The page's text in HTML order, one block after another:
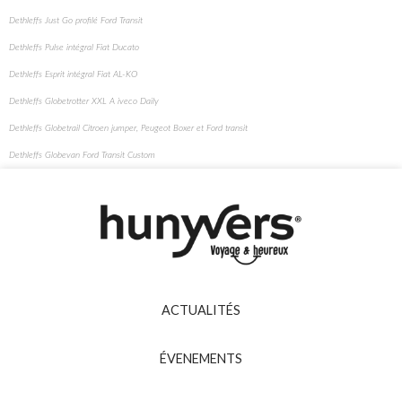
Dethleffs Just Go profilé Ford Transit
Dethleffs Pulse intégral Fiat Ducato
Dethleffs Esprit intégral Fiat AL-KO
Dethleffs Globetrotter XXL A iveco Daily
Dethleffs Globetrail Citroen jumper, Peugeot Boxer et Ford transit
Dethleffs Globevan Ford Transit Custom
ACTUALITÉS
ÉVENEMENTS